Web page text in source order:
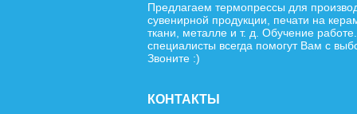
Предлагаем термопрессы для
сувенирной продукции, печати на
ткани, металле и т. д. Обучение
специалисты всегда помогут Вам с
Звоните :)
КОНТАКТЫ